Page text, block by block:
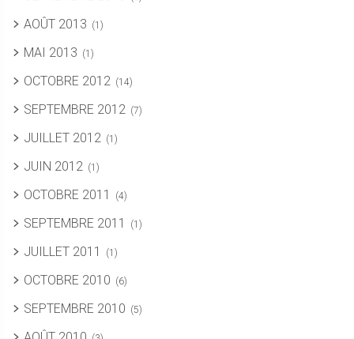
AOÛT 2013 (1)
MAI 2013 (1)
OCTOBRE 2012 (14)
SEPTEMBRE 2012 (7)
JUILLET 2012 (1)
JUIN 2012 (1)
OCTOBRE 2011 (4)
SEPTEMBRE 2011 (1)
JUILLET 2011 (1)
OCTOBRE 2010 (6)
SEPTEMBRE 2010 (5)